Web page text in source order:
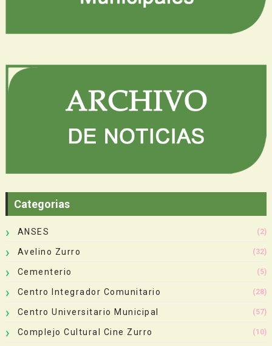
Categorias
ANSES (2)
Avelino Zurro (32)
Cementerio (5)
Centro Integrador Comunitario (28)
Centro Universitario Municipal (57)
Complejo Cultural Cine Zurro (10)